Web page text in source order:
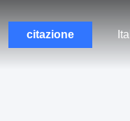
citazione